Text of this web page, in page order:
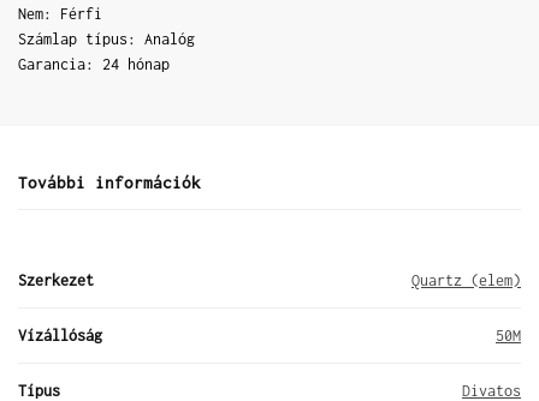
Nem: Férfi
Számlap típus: Analóg
Garancia: 24 hónap
További információk
Szerkezet Quartz (elem)
Vízállóság 50M
Típus Divatos